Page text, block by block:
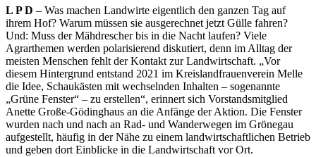
L P D – Was machen Landwirte eigentlich den ganzen Tag auf
ihrem Hof? Warum müssen sie ausgerechnet jetzt Gülle fahren?
Und: Muss der Mähdrescher bis in die Nacht laufen? Viele
Agrarthemen werden polarisierend diskutiert, denn im Alltag der
meisten Menschen fehlt der Kontakt zur Landwirtschaft. „Vor
diesem Hintergrund entstand 2021 im Kreislandfrauenverein Melle
die Idee, Schaukästen mit wechselnden Inhalten – sogenannte
„Grüne Fenster“ – zu erstellen“, erinnert sich Vorstandsmitglied
Anette Große-Gödinghaus an die Anfänge der Aktion. Die Fenster
wurden nach und nach an Rad- und Wanderwegen im Grönegau
aufgestellt, häufig in der Nähe zu einem landwirtschaftlichen Betrieb
und geben dort Einblicke in die Landwirtschaft vor Ort.